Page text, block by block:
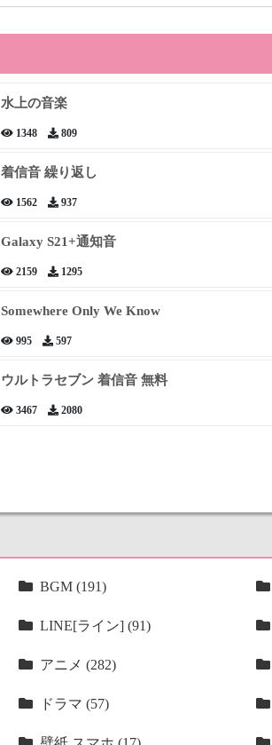
水上の音楽
1348 809
着信音 繰り返し
1562 937
Galaxy S21+通知音
2159 1295
Somewhere Only We Know
995 597
ウルトラセブン 着信音 無料
3467 2080
BGM (191)
LINE[ライン] (91)
アニメ (282)
ドラマ (57)